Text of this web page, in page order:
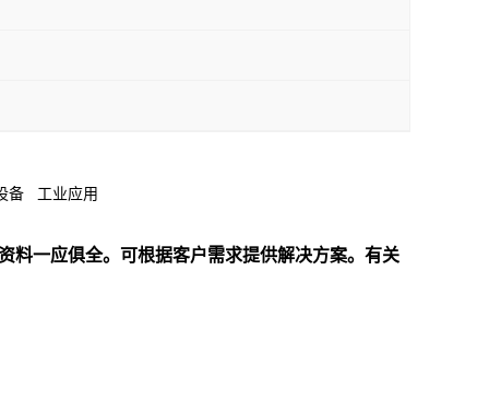
备 工业应用
料一应俱全。可根据客户需求提供解决方案。 有关